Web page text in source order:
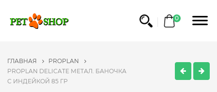
0
ГЛАВНАЯ
PROPLAN
PROPLAN DELICATE МЕТАЛ. БАНОЧКА
С ИНДЕЙКОЙ 85 ГР